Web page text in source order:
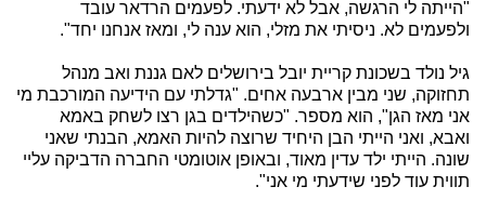
"הייתה לי הרגשה, אבל לא ידעתי. לפעמים הרדאר עובד
ולפעמים לא. ניסיתי את מזלי, הוא ענה לי, ומאז אנחנו יחד".
גיל נולד בשכונת קריית יובל בירושלים לאם גננת ואב מנהל
תחזוקה, שני מבין ארבעה אחים. "גדלתי עם הידיעה המורכבת מי
אני מאז הגן", הוא מספר. "כשהילדים בגן רצו לשחק באמא
ואבא, ואני הייתי הבן היחיד שרוצה להיות האמא, הבנתי שאני
שונה. הייתי ילד עדין מאוד, ובאופן אוטומטי החברה הדביקה עליי
תווית עוד לפני שידעתי מי אני".